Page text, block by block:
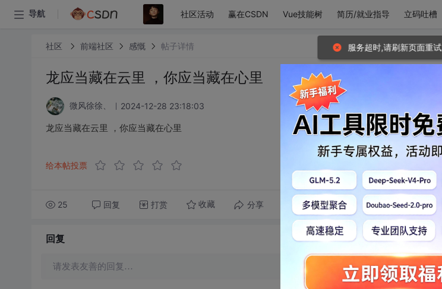
导航 社区活动 赢在CSDN Vue技能树 简历/就业指导 立码吐槽
社区 前端社区 感慨 帖子详情
龙应当藏在云里 ，你应当藏在心里
微风徐徐、 2024-12-28 23:18:03
龙应当藏在云里 ，你应当藏在心里
给本帖投票
25 回复 打赏 收藏 分享 转发到动态 举报
回复
请发表友善的回复…
服务超时,请刷新页面重试